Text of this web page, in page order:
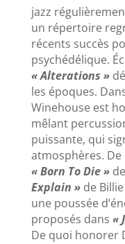
jazz
un répertoire
récents succès
psychédélique.
« Alterations »
les époques.
Winehouse est
mêlant
puissante, qui
atmosphères. De
« Born To Die »
Explain »de
une poussée
proposés dans «
De quoi honorer